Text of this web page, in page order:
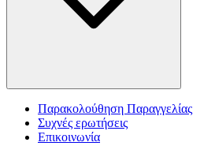
Παρακολούθηση Παραγγελίας
Συχνές ερωτήσεις
Επικοινωνία